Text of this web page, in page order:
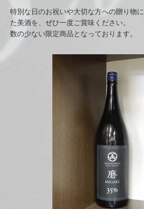
特別な日のお祝いや大切な方への贈り物
た美酒を、ぜひ一度ご賞味ください。
数の少ない限定商品となっております。